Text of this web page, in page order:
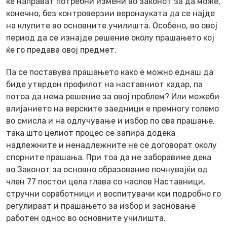
конечно, без контроверзии веронауката да се најде
на клупите во основните училишта. Особено, во овој
период да се изнајде решение околу прашањето кој
ќе го предава овој предмет.
Па се поставува прашањето како е можно еднаш да
биде утврден профилот на наставниот кадар, па
потоа да нема решение за овој проблем? Или можеби
влијанието на верските заедници е премногу големо
во смисла и на одлучување и избор по ова прашање,
така што целиот процес се запира додека
надлежните и ненадлежните не се договорат околу
спорните прашања. При тоа да не заборавиме дека
во Законот за основно образование почнувајќи од
член 77 постои цела глава со наслов Наставници,
стручни соработници и воспитувачи кои подробно го
регулираат и прашањето за избор и засновање
работен однос во основните училишта.